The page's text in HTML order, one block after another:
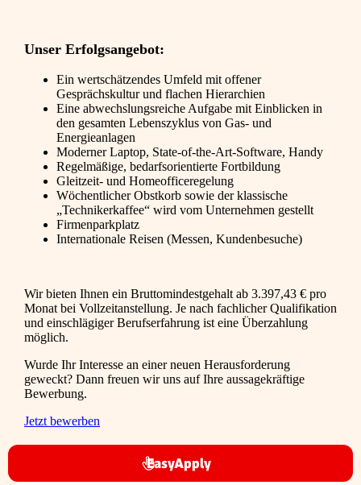
Unser Erfolgsangebot:
Ein wertschätzendes Umfeld mit offener
Gesprächskultur und flachen Hierarchien
Eine abwechslungsreiche Aufgabe mit Einblicken in
den gesamten Lebenszyklus von Gas- und
Energieanlagen
Moderner Laptop, State-of-the-Art-Software, Handy
Regelmäßige, bedarfsorientierte Fortbildung
Gleitzeit- und Homeofficeregelung
Wöchentlicher Obstkorb sowie der klassische
„Technikerkaffee“ wird vom Unternehmen gestellt
Firmenparkplatz
Internationale Reisen (Messen, Kundenbesuche)
Wir bieten Ihnen ein Bruttomindestgehalt ab 3.397,43 € pro
Monat bei Vollzeitanstellung. Je nach fachlicher Qualifikation
und einschlägiger Berufserfahrung ist eine Überzahlung
möglich.
Wurde Ihr Interesse an einer neuen Herausforderung
geweckt? Dann freuen wir uns auf Ihre aussagekräftige
Bewerbung.
Jetzt bewerben
EasyApply